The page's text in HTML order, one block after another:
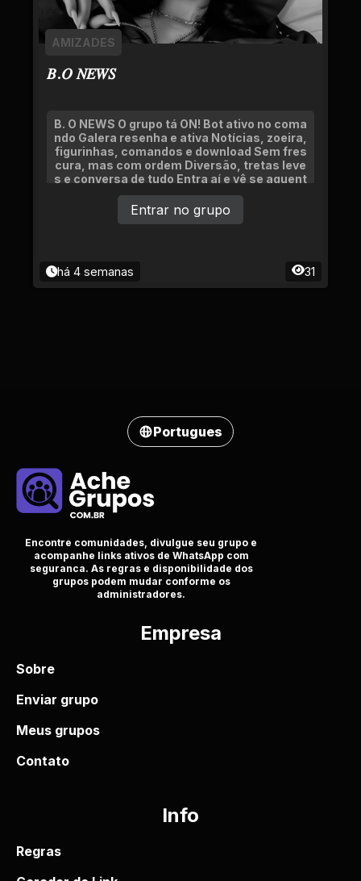
𝐵.𝑂 𝑁𝐸𝑊𝑆
AMIZADES
B. O NEWS O grupo tá ON! Bot ativo no coma
ndo Galera resenha e ativa Notícias, zoeira,
figurinhas, comandos e download Sem fres
cura, mas com ordem Diversão, tretas leve
s e conversa de tudo Entra aí e vê se aguent
a o BO!
há 4 semanas 31
Entrar no grupo
Portugues
Encontre comunidades, divulgue seu grupo e
acompanhe links ativos de WhatsApp com
seguranca. As regras e disponibilidade dos
grupos podem mudar conforme os
administradores.
Empresa
Sobre
Enviar grupo
Meus grupos
Contato
Info
Regras